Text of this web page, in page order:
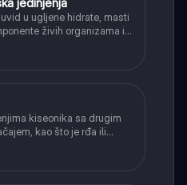
u ugljene hidrate, masti
živih organizama i
kiseonika sa drugim
kao što je rđa ili